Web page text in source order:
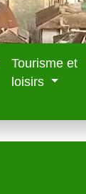
Tourisme et
loisirs